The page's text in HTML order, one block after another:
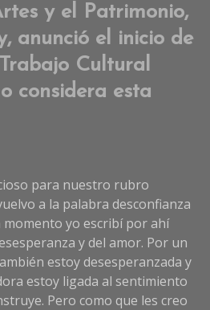
y el Patrimonio,
anunció el inicio de
Cultural
considera esta
para nuestro rubro
a la palabra desconfianza
momento yo escribí por ahí
y del amor. Por un
estoy desesperanzada y
estoy ligada al sentimiento
Pero como que les creo